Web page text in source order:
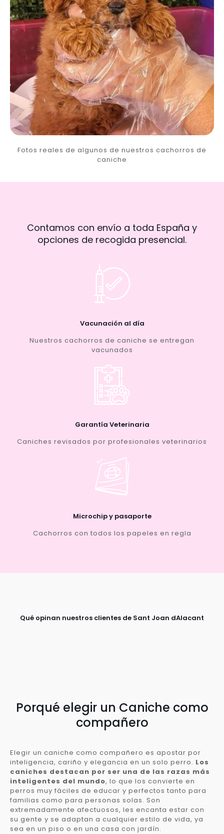
Fotos reales de algunos de nuestros cachorros de
caniche
Contamos con envío a toda España y
opciones de recogida presencial.
Vacunación al día
Nuestros cachorros de caniche se entregan
vacunados
Garantía Veterinaria
Caniches revisados por profesionales veterinarios
Microchip y pasaporte
Cachorros con todos los papeles en regla
Qué opinan nuestros clientes de Sant Joan dAlacant
Porqué elegir un Caniche como
compañero
Elegir un caniche como compañero es apostar por
inteligencia, cariño y elegancia en un solo perro. Los
caniches destacan por ser una de las razas más
inteligentes del mundo, lo que los convierte en
perros muy fáciles de educar y perfectos tanto para
familias como para personas solas. Son
extremadamente afectuosos, les encanta estar con
su gente y se adaptan a cualquier estilo de vida, ya
sea en un piso o en una casa con jardín.